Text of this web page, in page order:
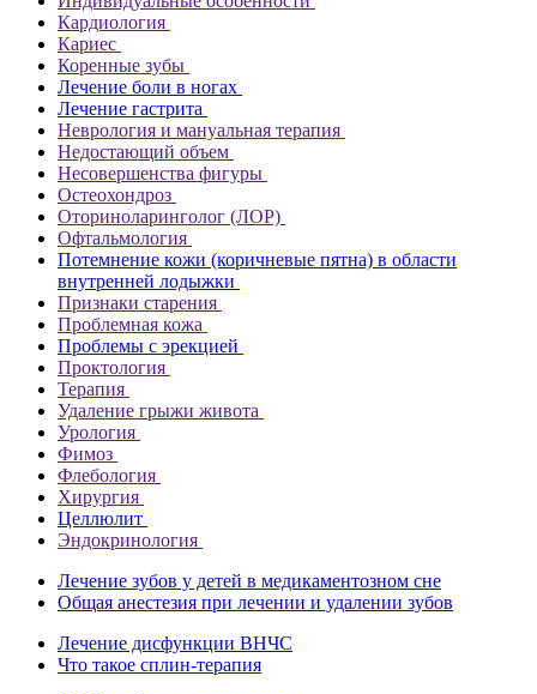
Кардиология
Кариес
Коренные зубы
Лечение боли в ногах
Лечение гастрита
Неврология и мануальная терапия
Недостающий объем
Несовершенства фигуры
Остеохондроз
Оториноларинголог (ЛОР)
Офтальмология
Потемнение кожи (коричневые пятна) в области
внутренней лодыжки
Признаки старения
Проблемная кожа
Проблемы с эрекцией
Проктология
Терапия
Удаление грыжи живота
Урология
Фимоз
Флебология
Хирургия
Целлюлит
Эндокринология
Лечение зубов у детей в медикаментозном сне
Общая анестезия при лечении и удалении зубов
Лечение дисфункции ВНЧС
Что такое сплин-терапия